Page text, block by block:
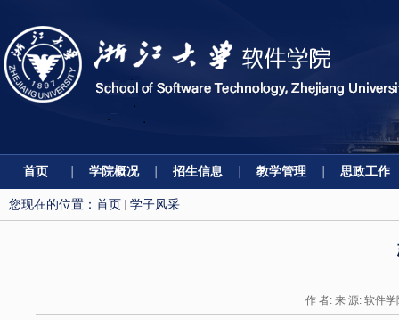
首页 学院概况 招生信息 教学管理 思政工作
您现在的位置： 首页 学子风采
作 者: 来 源: 软件